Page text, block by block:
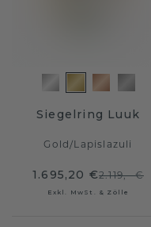
Siegelring Luuk
Gold/Lapislazuli
1.695,20 €2.119,- €
Exkl. MwSt. & Zölle